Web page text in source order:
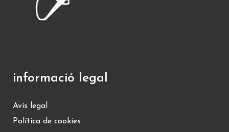
informació legal
Avís legal
Política de cookies